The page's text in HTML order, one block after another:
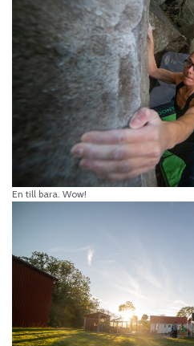
En till bara. Wow!